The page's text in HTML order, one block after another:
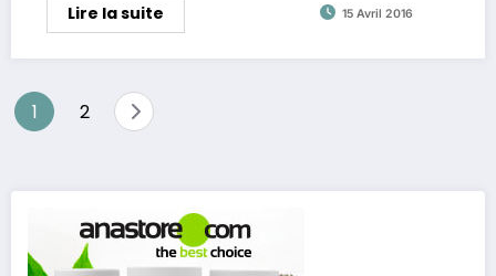
Lire la suite 15 Avril 2016
Pagination
1 2